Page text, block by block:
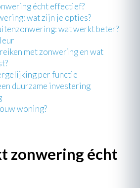
écht effectief?
wat zijn je opties?
wat werkt beter?
met zonwering en wat
per functie
duurzame investering
woning?
zonwering écht